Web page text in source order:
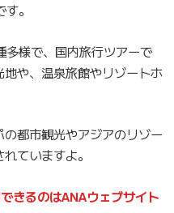
。
様で、国内旅行ツアーで
や、温泉旅館やリゾートホ
都市観光やアジアのリゾー
ていますよ。
きるのはANAウェブサイト